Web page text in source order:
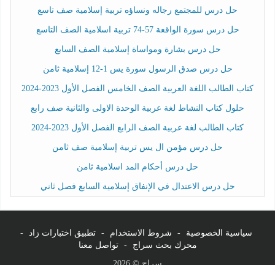
حل درس للمجتمع رجاله ونساؤه تربية إسلامية صف تاسع
حل درس سورة الواقعة 57-74 تربية اسلامية الصف التاسع
حل درس بشارة ومواساة إسلامية الصف السابع
حل درس صدق الرسول سورة يس 1-12 إسلامية ثامن
كتاب الطالب اللغة العربية الصف الخامس الفصل الأول 2023-2024
حلول كتاب النشاط لغة عربية الوحدة الاولى والثانية صف رابع
كتاب الطالب لغة عربية الصف الرابع الفصل الأول 2023-2024
حل درس مؤمن ال يس تربية إسلامية صف ثامن
حل درس أحكام المد اسلامية ثامن
حل درس الاعتدال في الإنفاق إسلامية السابع فصل ثاني
سياسية الخصوصية - شروط الاستخدام - تطبيق اختبارات زاد
-
محرك بحث سراج
-
تواصل معنا